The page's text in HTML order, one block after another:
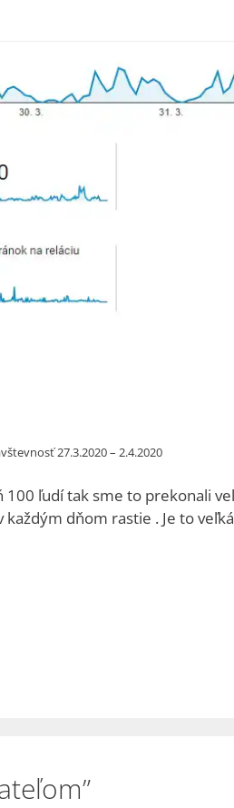
27.3.2020 – 2.4.2020
ľudí tak sme to prekonali
dňom rastie . Je to